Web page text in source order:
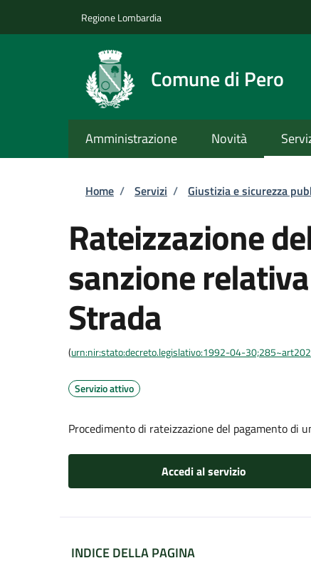
Regione Lombardia
Comune di Pero
Amministrazione Novità
Briciole di pane
Home / Servizi / Giustizia e sicurezza
Rateizzazione
sanzione
Strada
(urn:nir:stato:decreto.legislativo:1992-04-30;285~art202
Servizio attivo
Procedimento di rateizzazione del pagamento di
Accedi al servizio
INDICE DELLA PAGINA